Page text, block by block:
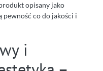
opisany jako
pewność co do jakości i
i